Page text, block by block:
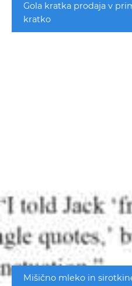
Gola kratka prodaja v
kratko
Mišično mleko in